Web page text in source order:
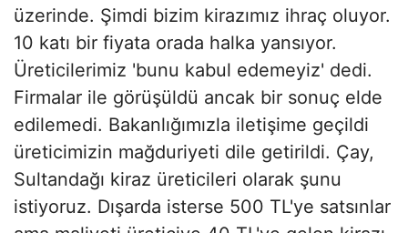
üzerinde. Şimdi bizim kirazımız ihraç oluyor.
10 katı bir fiyata orada halka yansıyor.
Üreticilerimiz 'bunu kabul edemeyiz' dedi.
Firmalar ile görüşüldü ancak bir sonuç elde
edilemedi. Bakanlığımızla iletişime geçildi
üreticimizin mağduriyeti dile getirildi. Çay,
Sultandağı kiraz üreticileri olarak şunu
istiyoruz. Dışarda isterse 500 TL'ye satsınlar